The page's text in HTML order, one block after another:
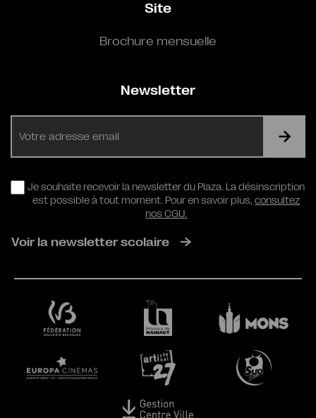
Site
Brochure mensuelle
Newsletter
RGPD
Je souhaite recevoir la newsletter du Plaza. La désinscription
est possible à tout moment. Pour en savoir plus,consultez
nos CGU.
Voir la newsletter scolaire